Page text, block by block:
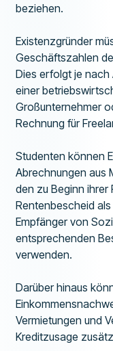
beziehen.
Existenzgründer
Geschäftszahlen
Dies erfolgt je nach
einer
Großunternehmer
Rechnung für
Studenten können
Abrechnungen aus
den zu Beginn
Rentenbescheid
Empfänger von
entsprechenden
verwenden.
Darüber hinaus
Vermietungen und
Kreditzusage